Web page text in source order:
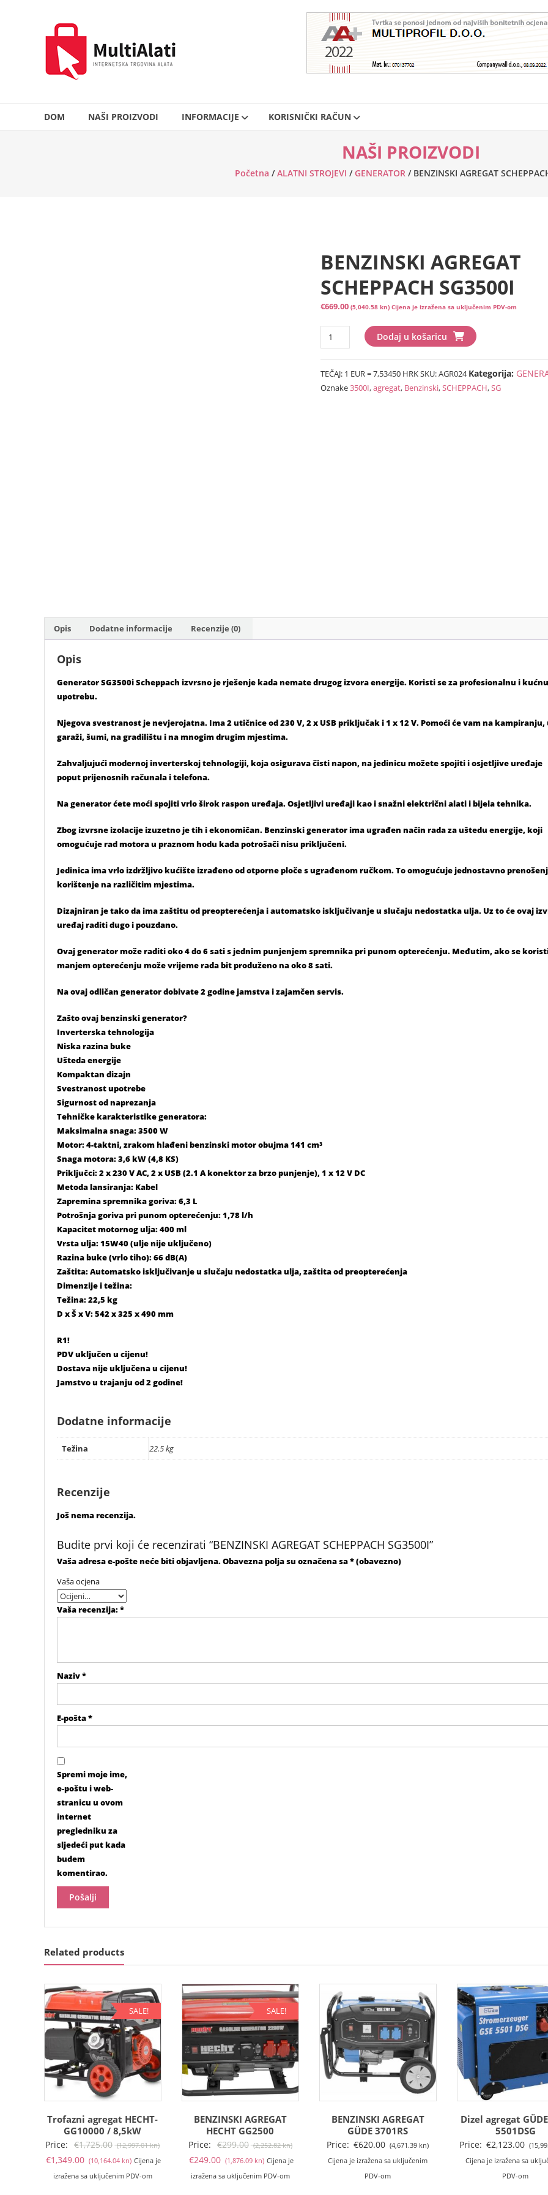
MultiAlati
Internetska
trgovina
alata
DOM NAŠI PROIZVODI INFORMACIJE KORISNIČKI RAČUN
NAŠI PROIZVODI
Početna /ALATNI STROJEVI / GENERATOR / BENZINSKI AGREGAT
BENZINSKI AGREGAT
SCHEPPACH SG3500I
€669.00 (5,040.58 kn) Cijena je izražena sa uključenim PDV-om
BENZINSKI
AGREGAT
SCHEPPACH
SG3500I
količina
Dodaj u košaricu
TEČAJ: 1 EUR = 7,53450 HRKSKU:AGR024Kategorija:
Oznake3500I,agregat, Benzinski,SCHEPPACH,SG
Opis Dodatne informacije Recenzije (0)
Opis
Generator SG3500i Scheppach izvrsno je rješenje kada nemate drugog izvora energije. Koristi se za profesionalnu i kućnu
upotrebu.
Njegova svestranost je nevjerojatna. Ima 2 utičnice od 230 V, 2 x USB priključak i 1 x 12 V. Pomoći će vam na kampiranju,
garaži, šumi, na gradilištu i na mnogim drugim mjestima.
Zahvaljujući modernoj inverterskoj tehnologiji, koja osigurava čisti napon, na jedinicu možete spojiti i osjetljive uređaje
poput prijenosnih računala i telefona.
Na generator ćete moći spojiti vrlo širok raspon uređaja. Osjetljivi uređaji kao i snažni električni alati i bijela tehnika.
Zbog izvrsne izolacije izuzetno je tih i ekonomičan. Benzinski generator ima ugrađen način rada za uštedu energije, koji
omogućuje rad motora u praznom hodu kada potrošači nisu priključeni.
Jedinica ima vrlo izdržljivo kućište izrađeno od otporne ploče s ugrađenom ručkom. To omogućuje jednostavno
korištenje na različitim mjestima.
Dizajniran je tako da ima zaštitu od preopterećenja i automatsko isključivanje u slučaju nedostatka ulja. Uz to će ovaj
uređaj raditi dugo i pouzdano.
Ovaj generator može raditi oko 4 do 6 sati s jednim punjenjem spremnika pri punom opterećenju. Međutim, ako se
manjem opterećenju može vrijeme rada bit produženo na oko 8 sati.
Na ovaj odličan generator dobivate 2 godine jamstva i zajamčen servis.
Zašto ovaj benzinski generator?
Inverterska tehnologija
Niska razina buke
Ušteda energije
Kompaktan dizajn
Svestranost upotrebe
Sigurnost od naprezanja
Tehničke karakteristike generatora:
Maksimalna snaga: 3500 W
Motor: 4-taktni, zrakom hlađeni benzinski motor obujma 141 cm³
Snaga motora: 3,6 kW (4,8 KS)
Priključci: 2 x 230 V AC, 2 x USB (2.1 A konektor za brzo punjenje), 1 x 12 V DC
Metoda lansiranja: Kabel
Zapremina spremnika goriva: 6,3 L
Potrošnja goriva pri punom opterećenju: 1,78 l/h
Kapacitet motornog ulja: 400 ml
Vrsta ulja: 15W40 (ulje nije uključeno)
Razina buke (vrlo tiho): 66 dB(A)
Zaštita: Automatsko isključivanje u slučaju nedostatka ulja, zaštita od preopterećenja
Dimenzije i težina:
Težina: 22,5 kg
D x Š x V: 542 x 325 x 490 mm
R1!
PDV uključen u cijenu!
Dostava nije uključena u cijenu!
Jamstvo u trajanju od 2 godine!
Dodatne informacije
Težina 22.5 kg
Recenzije
Još nema recenzija.
Budite prvi koji će recenzirati “BENZINSKI AGREGAT SCHEPPACH SG3500I”
Vaša adresa e-pošte neće biti objavljena.Obavezna polja su označena sa* (obavezno)
Vaša ocjena
Vaša recenzija:*
Naziv*
E-pošta*
Spremi moje ime,
e-poštu i web-
stranicu u ovom
internet
pregledniku za
sljedeći put kada
budem
komentirao.
Related products
SALE!
Trofazni agregat HECHT-
GG10000 / 8,5kW
Price: €1,725.00 (12,997.01 kn)Izvorna
cijena
€1,349.00 (10,164.04 kn)Trenutna
cijena
Cijena je
izražena sa uključenim PDV-om
SALE!
BENZINSKI AGREGAT
HECHT GG2500
Price: €299.00 (2,252.82 kn)Izvorna
cijena
€249.00 (1,876.09 kn)Trenutna
cijena
Cijena je
izražena sa uključenim PDV-om
BENZINSKI AGREGAT
GÜDE 3701RS
Price: €620.00 (4,671.39 kn)
Cijena je izražena sa uključenim
PDV-om
Dizel agregat GÜDE
5501DSG
Price: €2,123.00
Cijena je izražena sa
PDV-om